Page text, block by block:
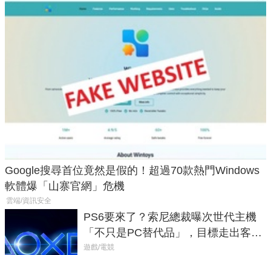
Google搜尋首位竟然是假的！超過70款熱門Windows
軟體爆「山寨官網」危機
雲端/資訊安全
PS6要來了？索尼總裁曝次世代主機
「不只是PC替代品」，目標走出客
廳、進軍電競桌面
遊戲/電競